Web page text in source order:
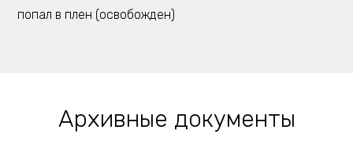
попал в плен (освобожден)
Архивные документы